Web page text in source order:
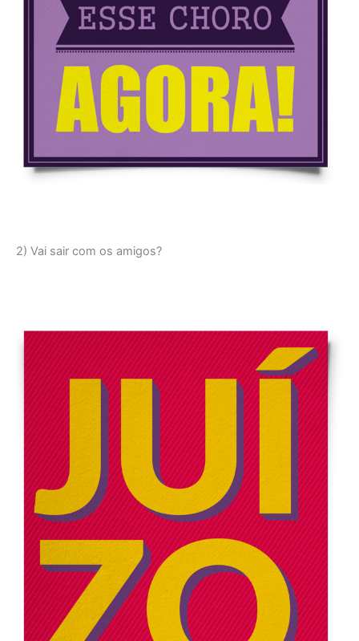
2) Vai sair com os amigos?